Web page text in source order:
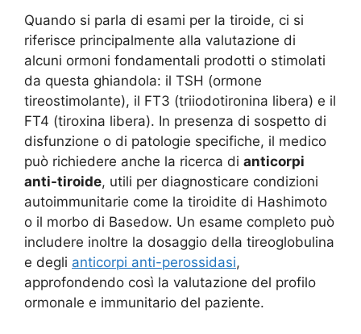
Quando si parla di esami per la tiroide, ci si
riferisce principalmente alla valutazione di
alcuni ormoni fondamentali prodotti o stimolati
da questa ghiandola: il TSH (ormone
tireostimolante), il FT3 (triiodotironina libera) e il
FT4 (tiroxina libera). In presenza di sospetto di
disfunzione o di patologie specifiche, il medico
può richiedere anche la ricerca di anticorpi
anti-tiroide, utili per diagnosticare condizioni
autoimmunitarie come la tiroidite di Hashimoto
o il morbo di Basedow. Un esame completo può
includere inoltre la dosaggio della tireoglobulina
e degli anticorpi anti-perossidasi,
approfondendo così la valutazione del profilo
ormonale e immunitario del paziente.